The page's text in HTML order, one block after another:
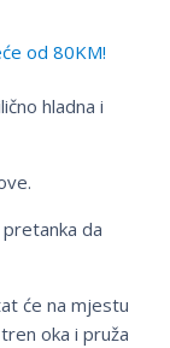
od 80KM!
hladna i
da
će na mjestu
oka i pruža